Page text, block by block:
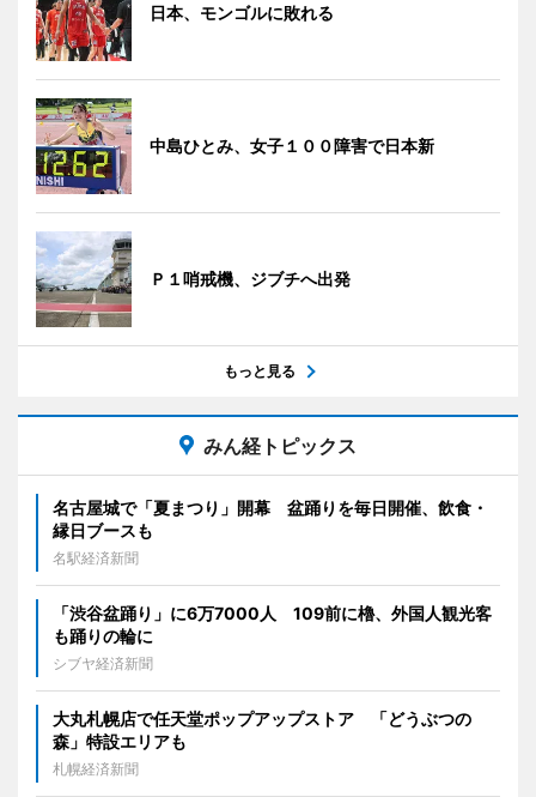
日本、モンゴルに敗れる
中島ひとみ、女子１００障害で日本新
Ｐ１哨戒機、ジブチへ出発
もっと見る
みん経トピックス
名古屋城で「夏まつり」開幕 盆踊りを毎日開催、飲食・
縁日ブースも
名駅経済新聞
「渋谷盆踊り」に6万7000人 109前に櫓、外国人観光客
も踊りの輪に
シブヤ経済新聞
大丸札幌店で任天堂ポップアップストア 「どうぶつの
森」特設エリアも
札幌経済新聞